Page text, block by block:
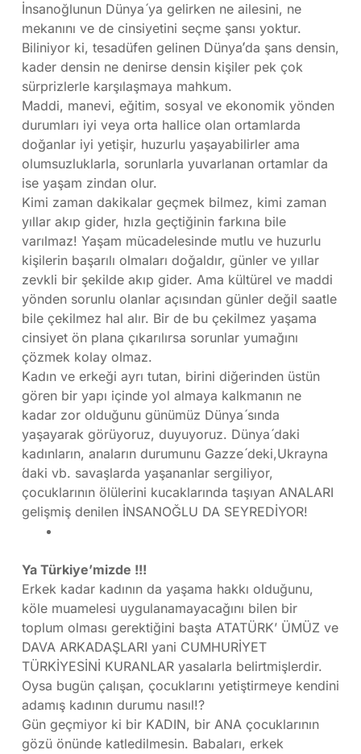
İnsanoğlunun Dünya ́ya gelirken ne ailesini, ne
mekanını ve de cinsiyetini seçme şansı yoktur.
Biliniyor ki, tesadüfen gelinen Dünya’́da şans densin,
kader densin ne denirse densin kişiler pek çok
sürprizlerle karşılaşmaya mahkum.
Maddi, manevi, eğitim, sosyal ve ekonomik yönden
durumları iyi veya orta hallice olan ortamlarda
doğanlar iyi yetişir, huzurlu yaşayabilirler ama
olumsuzluklarla, sorunlarla yuvarlanan ortamlar da
ise yaşam zindan olur.
Kimi zaman dakikalar geçmek bilmez, kimi zaman
yıllar akıp gider, hızla geçtiğinin farkına bile
varılmaz! Yaşam mücadelesinde mutlu ve huzurlu
kişilerin başarılı olmaları doğaldır, günler ve yıllar
zevkli bir şekilde akıp gider. Ama kültürel ve maddi
yönden sorunlu olanlar açısından günler değil saatle
bile çekilmez hal alır. Bir de bu çekilmez yaşama
cinsiyet ön plana çıkarılırsa sorunlar yumağını
çözmek kolay olmaz.
Kadın ve erkeği ayrı tutan, birini diğerinden üstün
gören bir yapı içinde yol almaya kalkmanın ne
kadar zor olduğunu günümüz Dünya ́sında
yaşayarak görüyoruz, duyuyoruz. Dünya ́daki
kadınların, anaların durumunu Gazze ́deki,Ukrayna
́daki vb. savaşlarda yaşananlar sergiliyor,
çocuklarının ölülerini kucaklarında taşıyan ANALARI
gelişmiş denilen İNSANOĞLU DA SEYREDİYOR!
Ya Türkiye’mizde !!!
Erkek kadar kadının da yaşama hakkı olduğunu,
köle muamelesi uygulanamayacağını bilen bir
toplum olması gerektiğini başta ATATÜRK’ ÜMÜZ ve
DAVA ARKADAŞLARI yani CUMHURİYET
TÜRKİYESİNİ KURANLAR yasalarla belirtmişlerdir.
Oysa bugün çalışan, çocuklarını yetiştirmeye kendini
adamış kadının durumu nasıl!?
Gün geçmiyor ki bir KADIN, bir ANA çocuklarının
gözü önünde katledilmesin. Babaları, erkek